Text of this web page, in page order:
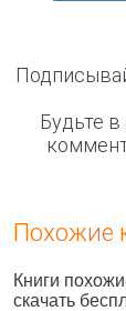
Будьте
Похожие
Книги
скачать